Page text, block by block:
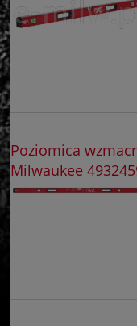
Poziomica
Milwaukee